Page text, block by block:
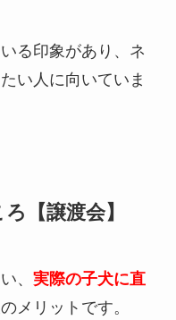
る印象があり、ネ
い人に向いていま
【譲渡会】
、 実際の子犬に直
メリットです。